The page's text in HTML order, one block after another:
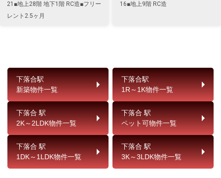
21■地上28階 地下1階 RC造■フリー
レント2.5ヶ月
16■地上9階 RC造
下落合駅
新築物件一覧
下落合駅
1R～1K物件一覧
下落合 駅
2K～2LDK物件一覧
下落合 駅
ペット可物件一覧
下落合 駅
1DK～1LDK物件一覧
下落合 駅
3K～3LDK物件一覧